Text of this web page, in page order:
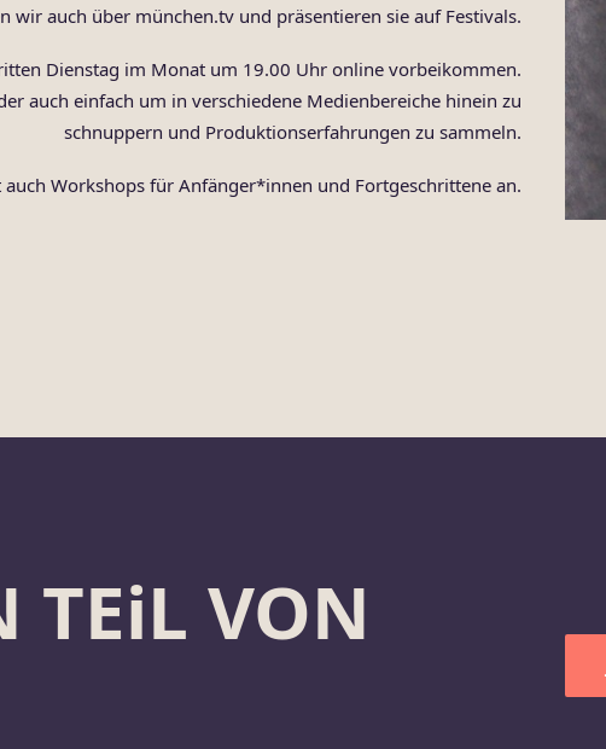
wir auch über münchen.tv und präsentieren sie auf Festivals.
Dienstag im Monat um 19.00 Uhr online vorbeikommen.
auch einfach um in verschiedene Medienbereiche hinein zu
schnuppern und Produktionserfahrungen zu sammeln.
Workshops für Anfänger*innen und Fortgeschrittene an.
TEiL VON